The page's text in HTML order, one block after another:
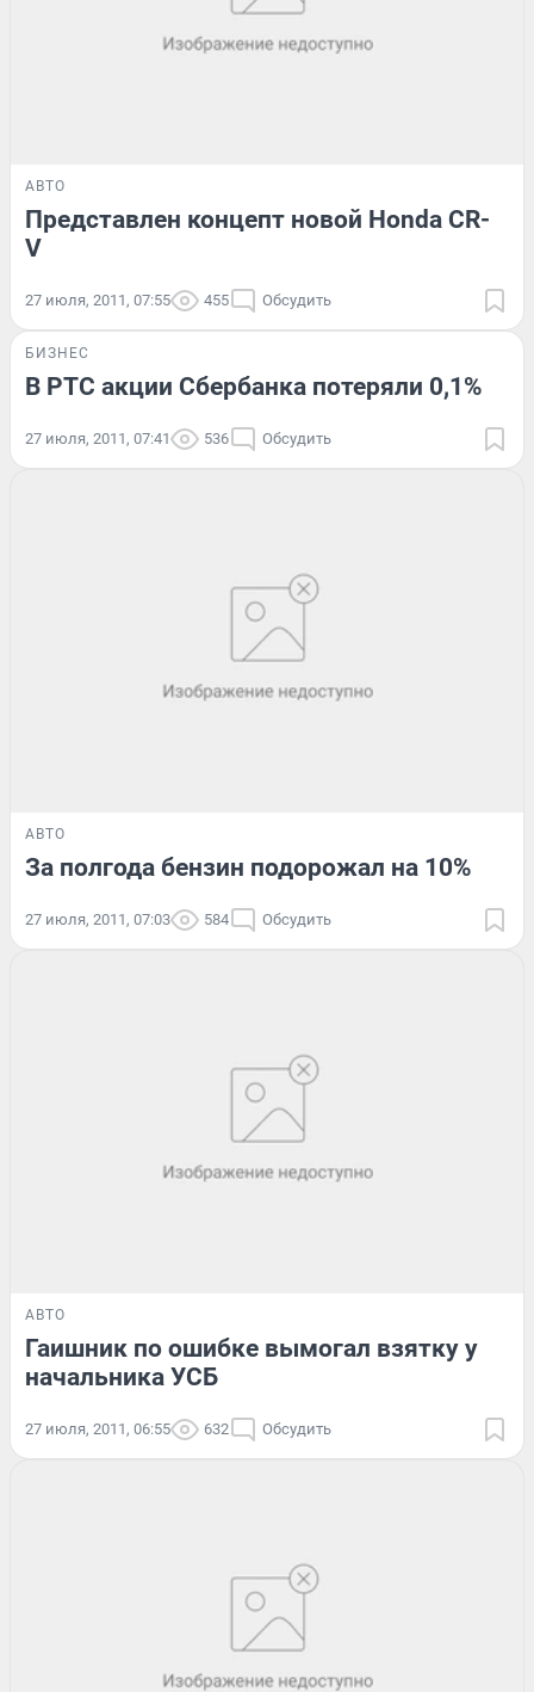
АВТО
Представлен концепт новой Honda CR-
V
27 июля, 2011, 07:55 455 Обсудить
БИЗНЕС
В РТС акции Сбербанка потеряли 0,1%
27 июля, 2011, 07:41 536 Обсудить
АВТО
За полгода бензин подорожал на 10%
27 июля, 2011, 07:03 584 Обсудить
АВТО
Гаишник по ошибке вымогал взятку у
начальника УСБ
27 июля, 2011, 06:55 632 Обсудить